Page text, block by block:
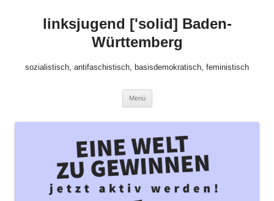
springenlinksjugend ['solid] Baden-
Württemberg
sozialistisch, antifaschistisch, basisdemokratisch, feministisch
Menü